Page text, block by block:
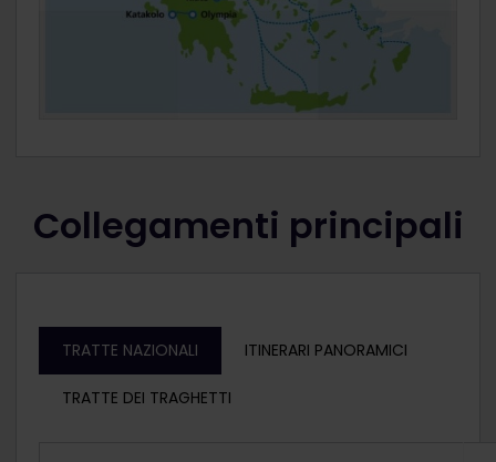
Collegamenti principali
TRATTE NAZIONALI ITINERARI PANORAMICI
TRATTE DEI TRAGHETTI